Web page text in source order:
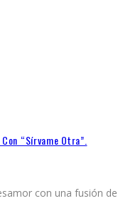
“Sírvame Otra”.
con una fusión de